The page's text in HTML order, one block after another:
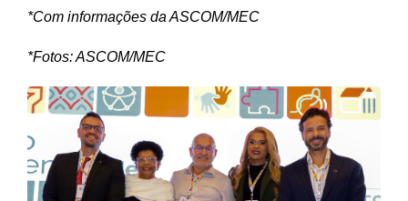
*Com informações da ASCOM/MEC
*Fotos: ASCOM/MEC